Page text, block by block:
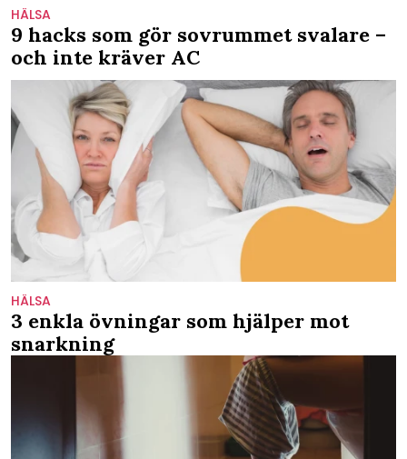
HÄLSA
9 hacks som gör sovrummet svalare –
och inte kräver AC
HÄLSA
3 enkla övningar som hjälper mot
snarkning